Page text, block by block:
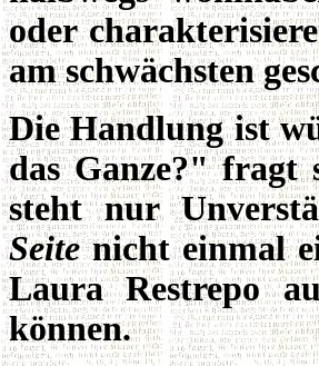
oder
am schwächsten
Die Handlung ist
das Ganze?" fragt
steht nur
Seitenicht einmal
Laura Restrepo
können.